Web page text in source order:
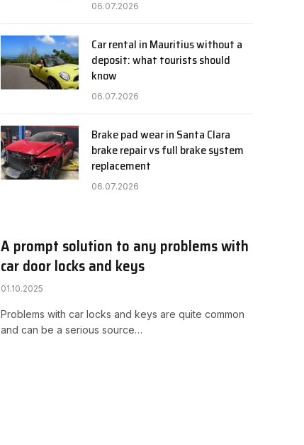
06.07.2026
Car rental in Mauritius without a
deposit: what tourists should
know
06.07.2026
Brake pad wear in Santa Clara
brake repair vs full brake system
replacement
06.07.2026
A prompt solution to any problems with
car door locks and keys
01.10.2025
Problems with car locks and keys are quite common
and can be a serious source…